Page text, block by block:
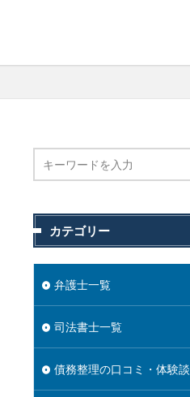
カテゴリー
弁護士一覧
司法書士一覧
債務整理の口コミ・体験談